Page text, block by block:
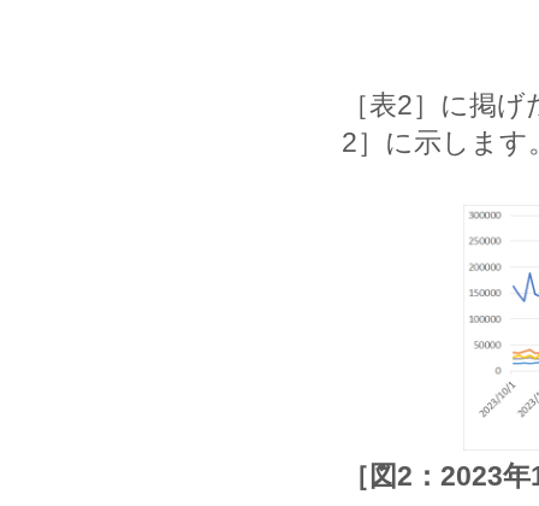
［表2］に掲
2］に示します
［図2：2023